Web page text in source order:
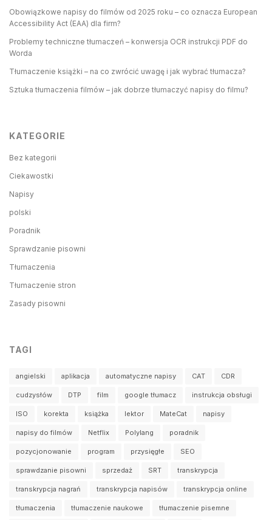
Obowiązkowe napisy do filmów od 2025 roku – co oznacza European
Accessibility Act (EAA) dla firm?
Problemy techniczne tłumaczeń – konwersja OCR instrukcji PDF do
Worda
Tłumaczenie książki – na co zwrócić uwagę i jak wybrać tłumacza?
Sztuka tłumaczenia filmów – jak dobrze tłumaczyć napisy do filmu?
KATEGORIE
Bez kategorii
Ciekawostki
Napisy
polski
Poradnik
Sprawdzanie pisowni
Tłumaczenia
Tłumaczenie stron
Zasady pisowni
TAGI
angielski aplikacja automatyczne napisy CAT CDR
cudzysłów DTP film google tłumacz instrukcja obsługi
ISO korekta książka lektor MateCat napisy
napisy do filmów Netflix Polylang poradnik
pozycjonowanie program przysięgłe SEO
sprawdzanie pisowni sprzedaż SRT transkrypcja
transkrypcja nagrań transkrypcja napisów transkrypcja online
tłumaczenia tłumaczenie naukowe tłumaczenie pisemne